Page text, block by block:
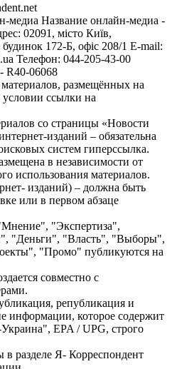
медиа Название онлайн-медиа -
02091, місто Київ,
172-Б, офіс 208/1 E-mail:
Телефон: 044-205-43-00
R40-06068
размещённых на
условии ссылки на
со страницы «Новости
изданий – обязательна
систем гиперссылка.
в независимости от
использования материалов.
изданий) – должна быть
или в первом абзаце
"Экспертиза",
"Деньги", "Власть", "Выборы",
"Промо" публикуются на
совместно с
републикация и
информации, которое содержит
EPA / UPG, строго
в разделе Я- Корреспондент